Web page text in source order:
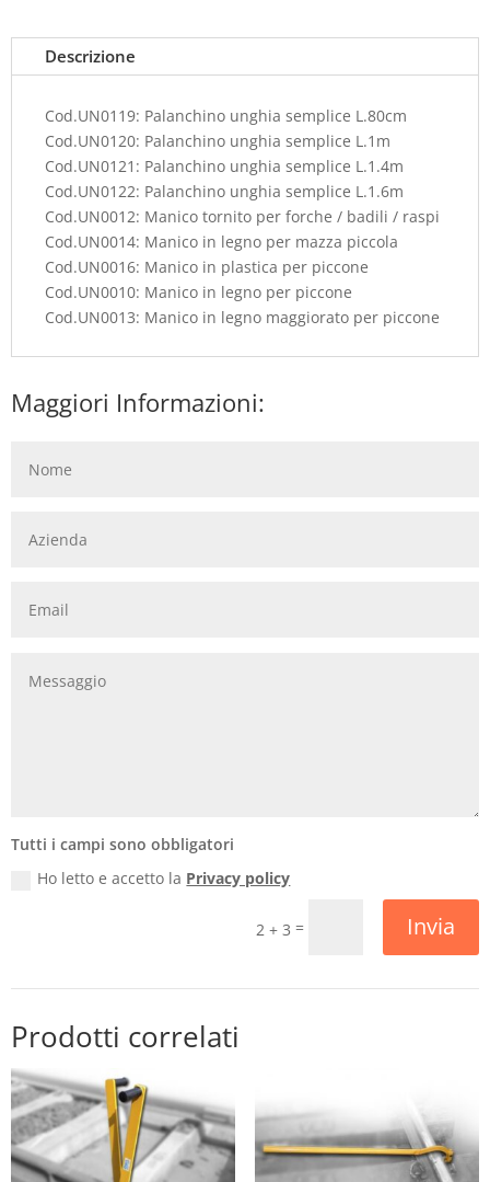
Descrizione
Cod.UN0119: Palanchino unghia semplice L.80cm
Cod.UN0120: Palanchino unghia semplice L.1m
Cod.UN0121: Palanchino unghia semplice L.1.4m
Cod.UN0122: Palanchino unghia semplice L.1.6m
Cod.UN0012: Manico tornito per forche / badili / raspi
Cod.UN0014: Manico in legno per mazza piccola
Cod.UN0016: Manico in plastica per piccone
Cod.UN0010: Manico in legno per piccone
Cod.UN0013: Manico in legno maggiorato per piccone
Maggiori Informazioni:
Tutti i campi sono obbligatori
Ho letto e accetto la Privacy policy
2 + 3 = Invia
Prodotti correlati